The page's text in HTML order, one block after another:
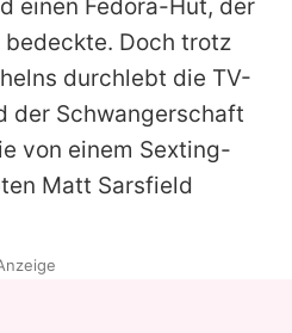
einen Fedora-Hut, der
bedeckte. Doch trotz
durchlebt die TV-
der Schwangerschaft
von einem Sexting-
Matt Sarsfield